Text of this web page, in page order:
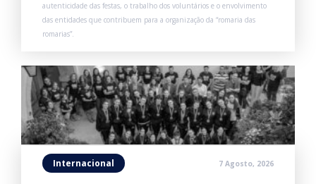
autenticidade das festas, o trabalho dos voluntários e o envolvimento
das entidades que contribuem para a organização da “romaria das
romarias”.
Internacional 7 Agosto, 2026